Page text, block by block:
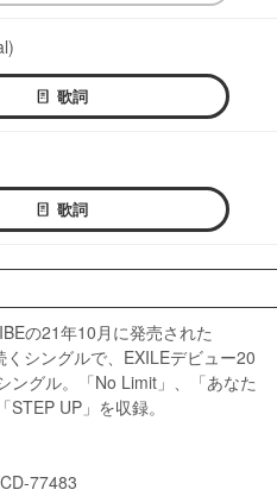
歌詞
歌詞
の21年10月に発売された
くシングルで、EXILEデビュー20
ングル。「No Limit」、「あなた
UP」を収録。
77483